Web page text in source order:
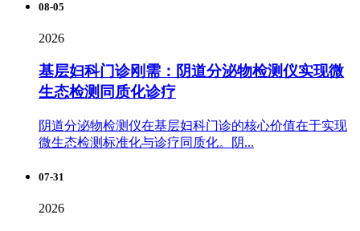
08-05
2026
基层妇科门诊刚需：阴道分泌物检测仪实现微
生态检测同质化诊疗
阴道分泌物检测仪在基层妇科门诊的核心价值在于实现
微生态检测标准化与诊疗同质化。阴...
07-31
2026